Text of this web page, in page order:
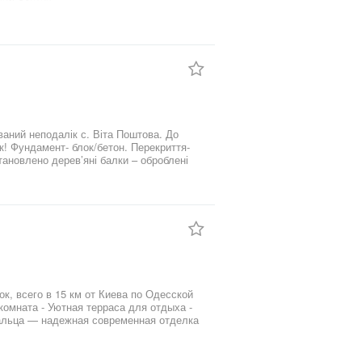
дерев’яні балки – оброблені
- З
альтанці. Біля басейну
всего в 15 км от Киева по Одесской